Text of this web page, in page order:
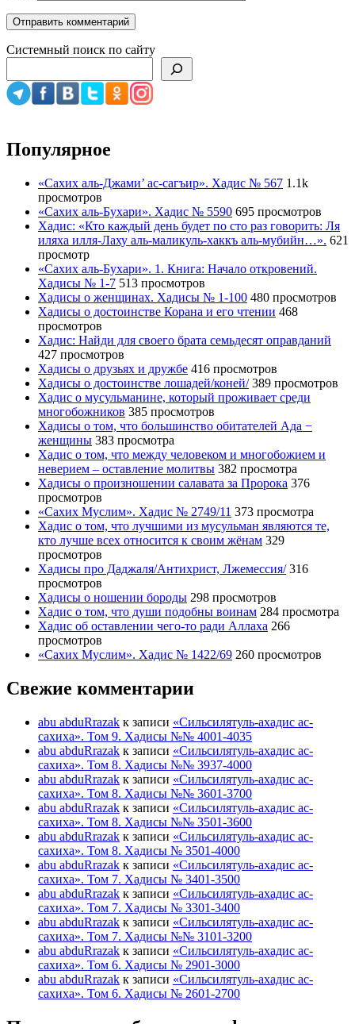
Системный поиск по сайту
Популярное
«Сахих аль-Джами’ ас-сагъир». Хадис № 567 1.1k
просмотров
«Сахих аль-Бухари». Хадис № 5590 695 просмотров
Хадис: «Кто каждый день будет по сто раз говорить: Ля
иляха илля-Лаху аль-маликуль-хаккъ аль-мубийн…». 621
просмотр
«Сахих аль-Бухари». 1. Книга: Начало откровений.
Хадисы № 1-7 513 просмотров
Хадисы о женщинах. Хадисы № 1-100 480 просмотров
Хадисы о достоинстве Корана и его чтении 468
просмотров
Хадис: Найди для своего брата семьдесят оправданий
427 просмотров
Хадисы о друзьях и дружбе 416 просмотров
Хадисы о достоинстве лошадей/коней/ 389 просмотров
Хадис о мусульманине, который проживает среди
многобожников 385 просмотров
Хадисы о том, что большинство обитателей Ада −
женщины 383 просмотра
Хадис о том, что между человеком и многобожием и
неверием – оставление молитвы 382 просмотра
Хадисы о произношении салавата за Пророка 376
просмотров
«Сахих Муслим». Хадис № 2749/11 373 просмотра
Хадис о том, что лучшими из мусульман являются те,
кто лучше всех относится к своим жёнам 329
просмотров
Хадисы про Даджаля/Антихрист, Лжемессия/ 316
просмотров
Хадисы о ношении бороды 298 просмотров
Хадис о том, что души подобны воинам 284 просмотра
Хадис об оставлении чего-то ради Аллаха 266
просмотров
«Сахих Муслим». Хадис № 1422/69 260 просмотров
Свежие комментарии
abu abduRrazak к записи «Сильсилятуль-ахадис ас-
сахиха». Том 9. Хадисы №№ 4001-4035
abu abduRrazak к записи «Сильсилятуль-ахадис ас-
сахиха». Том 8. Хадисы №№ 3937-4000
abu abduRrazak к записи «Сильсилятуль-ахадис ас-
сахиха». Том 8. Хадисы №№ 3601-3700
abu abduRrazak к записи «Сильсилятуль-ахадис ас-
сахиха». Том 8. Хадисы №№ 3501-3600
abu abduRrazak к записи «Сильсилятуль-ахадис ас-
сахиха». Том 8. Хадисы № 3501-4000
abu abduRrazak к записи «Сильсилятуль-ахадис ас-
сахиха». Том 7. Хадисы № 3401-3500
abu abduRrazak к записи «Сильсилятуль-ахадис ас-
сахиха». Том 7. Хадисы № 3301-3400
abu abduRrazak к записи «Сильсилятуль-ахадис ас-
сахиха». Том 7. Хадисы №№ 3101-3200
abu abduRrazak к записи «Сильсилятуль-ахадис ас-
сахиха». Том 6. Хадисы № 2901-3000
abu abduRrazak к записи «Сильсилятуль-ахадис ас-
сахиха». Том 6. Хадисы № 2601-2700